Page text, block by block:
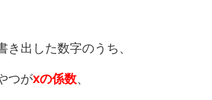
き出した数字のうち、
つがxの係数、